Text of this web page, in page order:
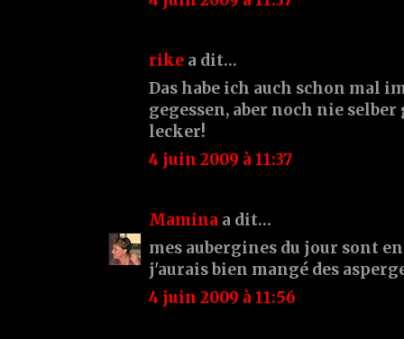
rike a dit…
Das habe ich auch schon mal
gegessen, aber noch nie
lecker!
4 juin 2009 à 11:37
Mamina a dit…
mes aubergines du jour sont
j'aurais bien mangé des
4 juin 2009 à 11:56